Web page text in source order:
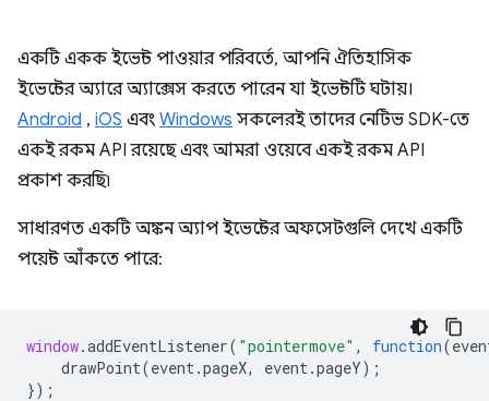
একটি একক ইভেন্ট পাওয়ার পরিবর্তে, আপনি ঐতিহাসিক
ইভেন্টের অ্যারে অ্যাক্সেস করতে পারেন যা ইভেন্টটি ঘটায়।
Android , iOS এবং Windows সকলেরই তাদের নেটিভ SDK-তে
একই রকম API রয়েছে এবং আমরা ওয়েবে একই রকম API
প্রকাশ করছি৷
সাধারণত একটি অঙ্কন অ্যাপ ইভেন্টের অফসেটগুলি দেখে একটি
পয়েন্ট আঁকতে পারে:
window.addEventListener( "pointermove" , function(
drawPoint(event .pageX, event .pageY);
});